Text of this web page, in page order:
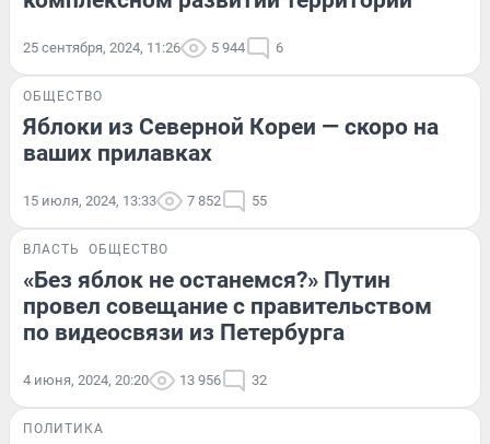
25 сентября, 2024, 11:26 5 944 6
ОБЩЕСТВО
Яблоки из Северной Кореи — скоро на
ваших прилавках
15 июля, 2024, 13:33 7 852 55
ВЛАСТЬ ОБЩЕСТВО
«Без яблок не останемся?» Путин
провел совещание с правительством
по видеосвязи из Петербурга
4 июня, 2024, 20:20 13 956 32
ПОЛИТИКА